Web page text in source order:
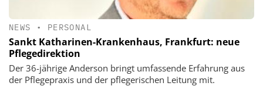
NEWS • PERSONAL
Sankt Katharinen-Krankenhaus, Frankfurt: neue
Pflegedirektion
Der 36-jährige Anderson bringt umfassende Erfahrung aus
der Pflegepraxis und der pflegerischen Leitung mit.